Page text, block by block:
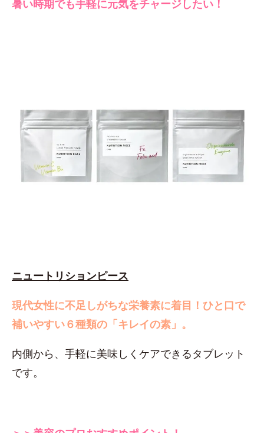
暑い時期でも手軽に元気をチャージしたい！
ニュートリションピース
現代女性に不足しがちな栄養素に着目！ ひと口で
補いやすい６種類の「キレイの素」。
内側から、手軽に美味しくケアできるタブレット
です。